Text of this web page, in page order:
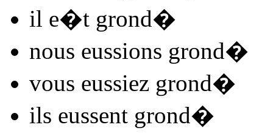
il e�t grond�
nous eussions grond�
vous eussiez grond�
ils eussent grond�